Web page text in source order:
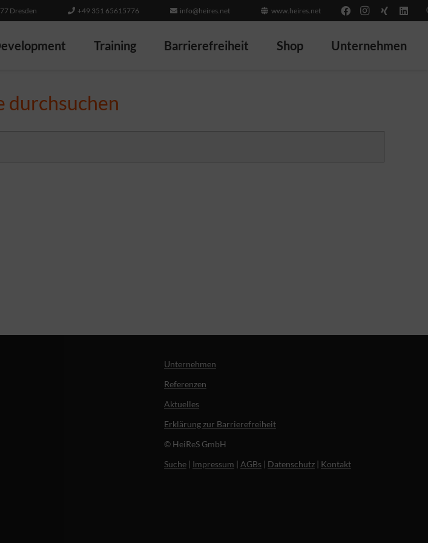
Dresden +49 351 65615776 info@heires.net www.heires.net
Training Barrierefreiheit Shop Unternehmen
durchsuchen
Unternehmen
Referenzen
Aktuelles
Erklärung zur Barrierefreiheit
© HeiReS GmbH
Suche| Impressum | AGBs| Datenschutz| Kontakt